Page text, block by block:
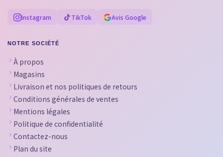
Instagram TikTok Avis Google
NOTRE SOCIÉTÉ
À propos
Magasins
Livraison et nos politiques de retours
Conditions générales de ventes
Mentions légales
Politique de confidentialité
Contactez-nous
Plan du site